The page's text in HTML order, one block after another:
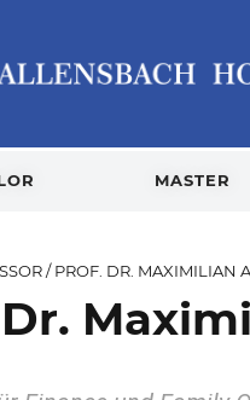
MASTER
/PROF. DR. MAXIMILIAN